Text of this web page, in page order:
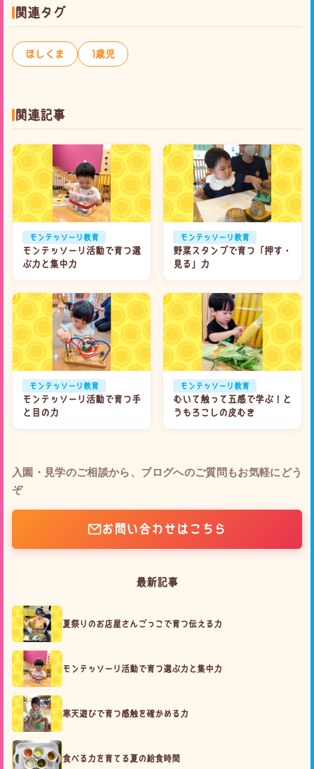
関連タグ
ほしくま 1歳児
関連記事
モンテッソーリ教育
モンテッソーリ活動で育つ選
ぶ力と集中力
モンテッソーリ教育
野菜スタンプで育つ「押す・
見る」力
モンテッソーリ教育
モンテッソーリ活動で育つ手
と目の力
モンテッソーリ教育
むいて触って五感で学ぶ！と
うもろこしの皮むき
入園・見学のご相談から、ブログへのご質問もお気軽にどう
ぞ
お問い合わせはこちら
最新記事
夏祭りのお店屋さんごっこで育つ伝える力
モンテッソーリ活動で育つ選ぶ力と集中力
寒天遊びで育つ感触を確かめる力
食べる力を育てる夏の給食時間